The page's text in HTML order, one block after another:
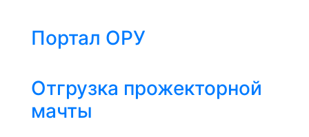
Портал ОРУ
Отгрузка прожекторной
мачты